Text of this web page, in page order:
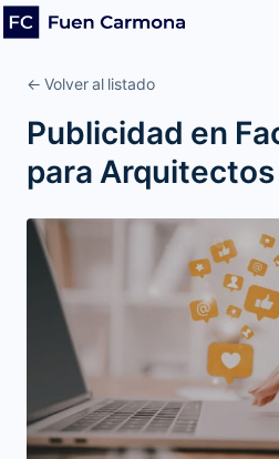
← Volver al listado
Publicidad en
para Arquitectos